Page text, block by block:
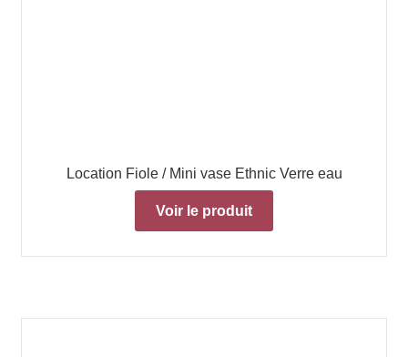
Location Fiole / Mini vase Ethnic Verre eau
Voir le produit